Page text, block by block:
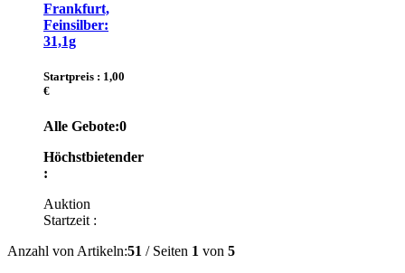
Frankfurt,
Feinsilber:
31,1g
Startpreis : 1,00
€
Alle Gebote:0
Höchstbietender
:
Auktion
Startzeit :
Anzahl von Artikeln:51 / Seiten 1 von 5